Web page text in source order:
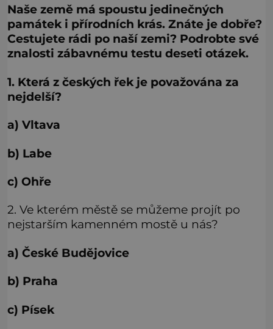
Naše země má spoustu jedinečných
památek i přírodních krás. Znáte je dobře?
Cestujete rádi po naší zemi? Podrobte své
znalosti zábavnému testu deseti otázek.
1. Která z českých řek je považována za
nejdelší?
a) Vltava
b) Labe
c) Ohře
2. Ve kterém městě se můžeme projít po
nejstarším kamenném mostě u nás?
a) České Budějovice
b) Praha
c) Písek